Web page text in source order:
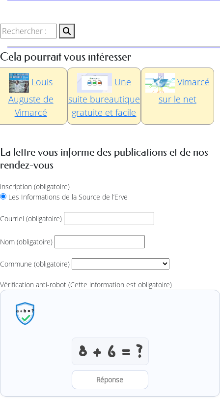
Cela pourrait vous intéresser
Louis
Auguste de
Vimarcé
Une
suite bureautique
gratuite et facile
Vimarcé
sur le net
La lettre vous informe des publications et de nos
rendez-vous
inscription (obligatoire)
Les Informations de la Source de l’Erve
Courriel (obligatoire)
Nom (obligatoire)
Commune (obligatoire)
Vérification anti-robot (Cette information est obligatoire)
Résoudre l’addition anti-robot